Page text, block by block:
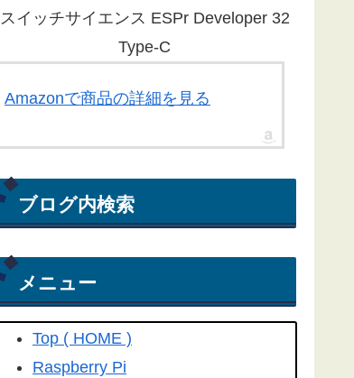
ことをご了承ください。
Yahoo RSS天気予報が配信終了し
たことに伴い、気象庁から天気予報
を取得する方法にライブラリを更新
ください(2022/04/15)
Yahoo! RSS天気予報の配信が
2022/03/31で終了してしまいまし
工学社さん技術情報誌Ｉ／Ｏ（アイ
オー）2018/04号にもこちらの記事
を転載して頂きました。有難うござ
スイッチサイエンス ESPr Developer 32
Type-C
Amazonで商品の詳細を見る
ブログ内検索
メニュー
Top ( HOME )
Raspberry Pi